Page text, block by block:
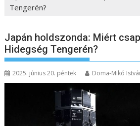
Tengerén?
Japán holdszonda: Miért
Hidegség Tengerén?
2025. június 20. péntek Doma-Mikó